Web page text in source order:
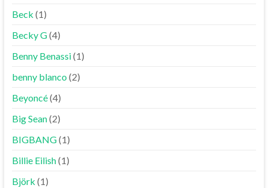
Beck (1)
Becky G(4)
Benny Benassi(1)
benny blanco(2)
Beyoncé(4)
Big Sean(2)
BIGBANG(1)
Billie Eilish(1)
Björk (1)